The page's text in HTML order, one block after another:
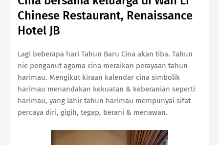
Chinese Restaurant, Renaissance
Hotel JB
Lagi beberapa hari Tahun Baru Cina akan tiba. Tahun
nie penganut agama cina meraikan perayaan tahun
harimau. Mengikut kiraan kalendar cina simbolik
harimau menandakan kekuatan & keberanian seperti
harimau, yang lahir tahun harimau mempunyai sifat
percaya diri, gigih, tegap, berani & menawan.